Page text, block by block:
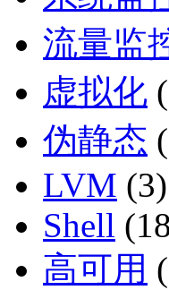
流量监
虚拟化
伪静态
LVM (3)
Shell
高可用